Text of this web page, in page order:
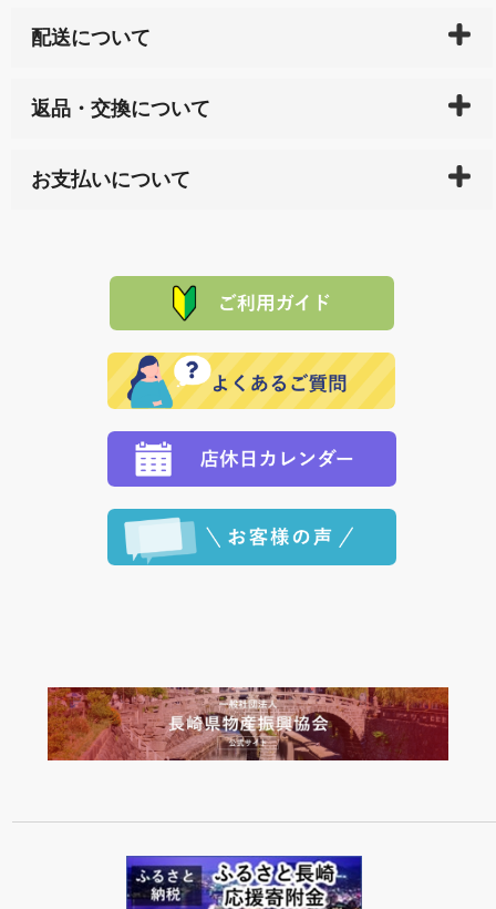
配送について
天ペイ」の方はご注文受付後）、 長崎県下全域に点在
サイト内で購入された商品の送料は、こちらの
全国送
れの生産メーカーからお客様の元へ直送いたしますの
で、 それぞれ個別に送料が必要になります。
返品・交換について
または配送途中の 事故などで不都合が生じている場合
品代金を返金いたします。）
その際は誠に申し訳ありませんが、当協会までご注文
願いいたします。
お支払いについて
た場合、お客様からの ご入金を確認した後で、商品を
※「クレジットカード」「PayPay」「楽天ペイ」を指
定された場合は、準備出来次第の便にてお送りいたし
ます。 （到着日指定をされている場合は、ご指定の日
程に合わせてお届けいたします。）